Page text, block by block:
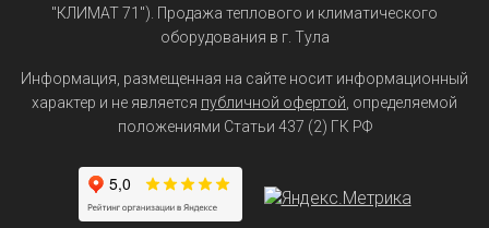
"КЛИМАТ 71"). Продажа теплового и климатического
оборудования в г. Тула
Информация, размещенная на сайте носит информационный
характер и не является публичной офертой, определяемой
положениями Статьи 437 (2) ГК РФ